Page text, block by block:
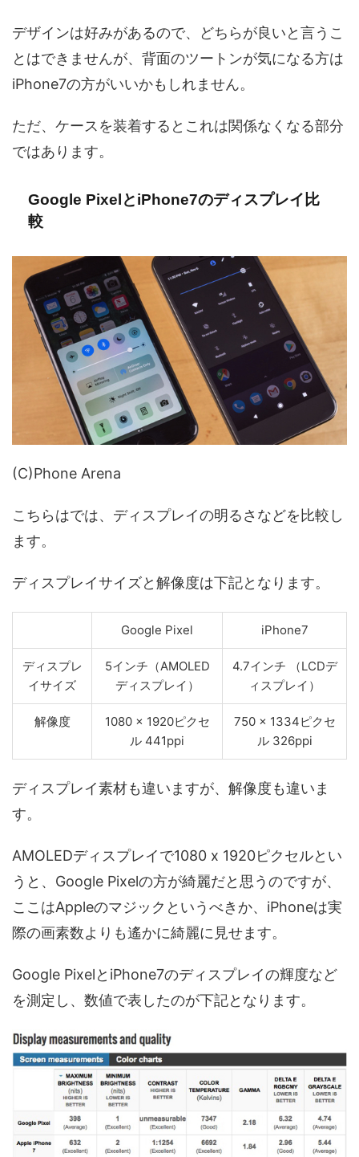
デザインは好みがあるので、どちらが良いと言うこ
とはできませんが、背面のツートンが気になる方は
iPhone7の方がいいかもしれません。
ただ、ケースを装着するとこれは関係なくなる部分
ではあります。
Google PixelとiPhone7のディスプレイ比
較
(C)Phone Arena
こちらはでは、ディスプレイの明るさなどを比較し
ます。
ディスプレイサイズと解像度は下記となります。
Google Pixel iPhone7
ディスプレ
イサイズ
5インチ（AMOLED
ディスプレイ）
4.7インチ （LCDデ
ィスプレイ）
解像度
1080 x 1920ピクセ
ル 441ppi
750 x 1334ピクセ
ル 326ppi
ディスプレイ素材も違いますが、解像度も違いま
す。
AMOLEDディスプレイで1080 x 1920ピクセルとい
うと、Google Pixelの方が綺麗だと思うのですが、
ここはAppleのマジックというべきか、iPhoneは実
際の画素数よりも遙かに綺麗に見せます。
Google PixelとiPhone7のディスプレイの輝度など
を測定し、数値で表したのが下記となります。